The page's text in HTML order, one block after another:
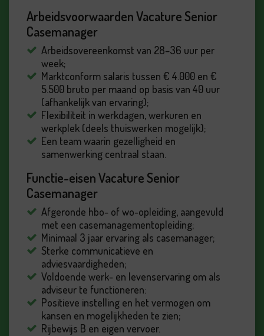
Arbeidsvoorwaarden Vacature Senior
Casemanager
Arbeidsovereenkomst van 28–36 uur per
week;
Marktconform salaris tussen € 4.000 en €
5.500 bruto per maand op basis van 40 uur
(afhankelijk van ervaring);
Flexibiliteit in werkdagen, werkuren en
werkplek (deels thuiswerken mogelijk);
Een team waarin gezelligheid en
samenwerking centraal staan.
Functie-eisen Vacature Senior
Casemanager
Afgeronde hbo- of wo-opleiding, aangevuld
met een casemanagementopleiding;
Minimaal 3 jaar ervaring als casemanager;
Sterke communicatieve en
adviesvaardigheden;
Voldoende werk- en levenservaring om als
adviseur te functioneren:
Positieve instelling en het vermogen om
kansen en mogelijkheden te zien;
Rijbewijs B en eigen vervoer.